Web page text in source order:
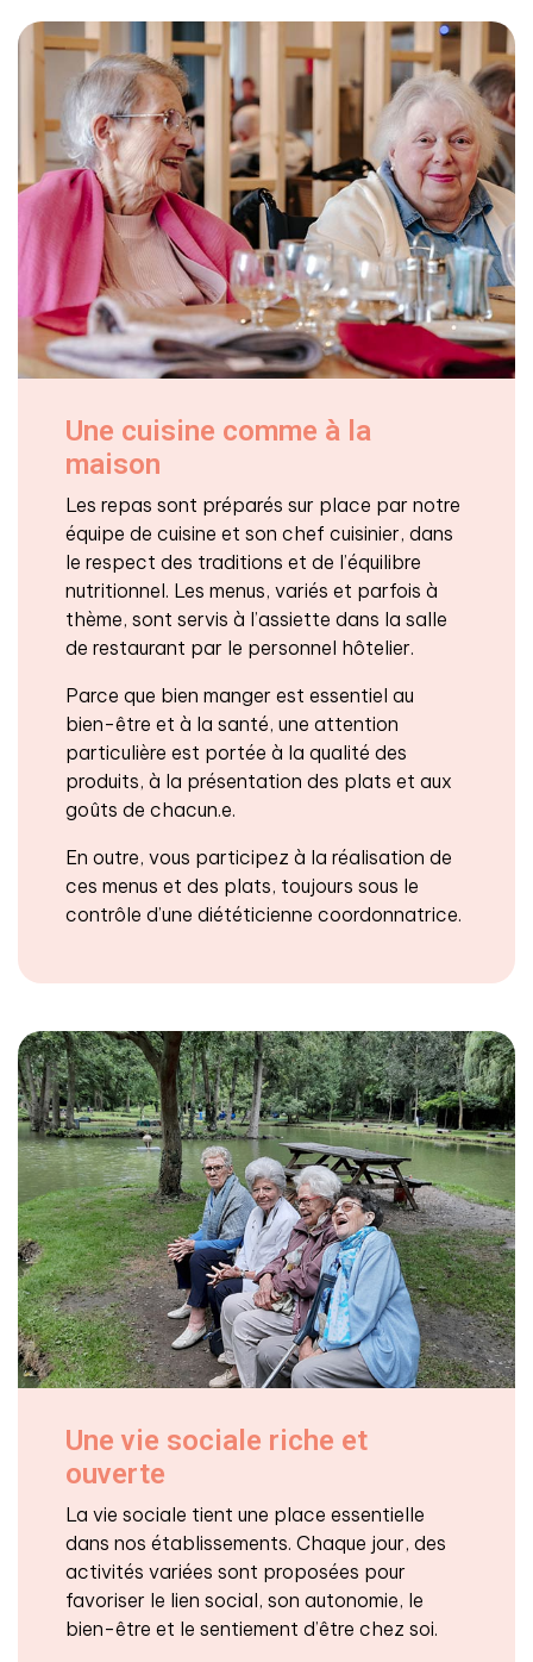
Une cuisine comme à la
maison
Les repas sont préparés sur place par notre
équipe de cuisine et son chef cuisinier, dans
le respect des traditions et de l’équilibre
nutritionnel. Les menus, variés et parfois à
thème, sont servis à l’assiette dans la salle
de restaurant par le personnel hôtelier.
Parce que bien manger est essentiel au
bien-être et à la santé, une attention
particulière est portée à la qualité des
produits, à la présentation des plats et aux
goûts de chacun.e.
En outre, vous participez à la réalisation de
ces menus et des plats, toujours sous le
contrôle d’une diététicienne coordonnatrice.
Une vie sociale riche et
ouverte
La vie sociale tient une place essentielle
dans nos établissements. Chaque jour, des
activités variées sont proposées pour
favoriser le lien social, son autonomie, le
bien-être et le sentiement d’être chez soi.